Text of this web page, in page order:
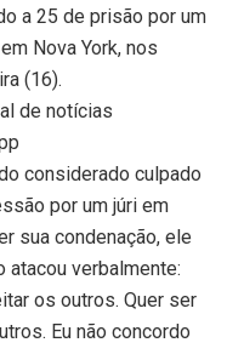
a 25 de prisão por um
Nova York, nos
(16).
de notícias
considerado culpado
por um júri em
sua condenação, ele
atacou verbalmente:
os outros. Quer ser
Eu não concordo